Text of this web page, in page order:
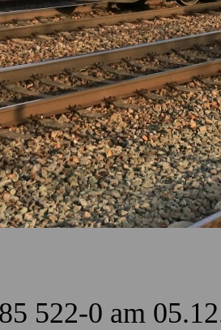
522-0 am